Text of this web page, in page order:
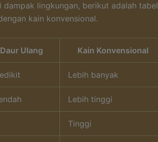
dampak lingkungan, berikut adalah tabel
kain konvensional.
Ulang Kain Konvensional
Lebih banyak
Lebih tinggi
Tinggi